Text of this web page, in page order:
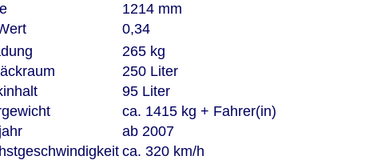
1214 mm
0,34
265 kg
250 Liter
95 Liter
ca. 1415 kg + Fahrer(in)
ab 2007
ca. 320 km/h